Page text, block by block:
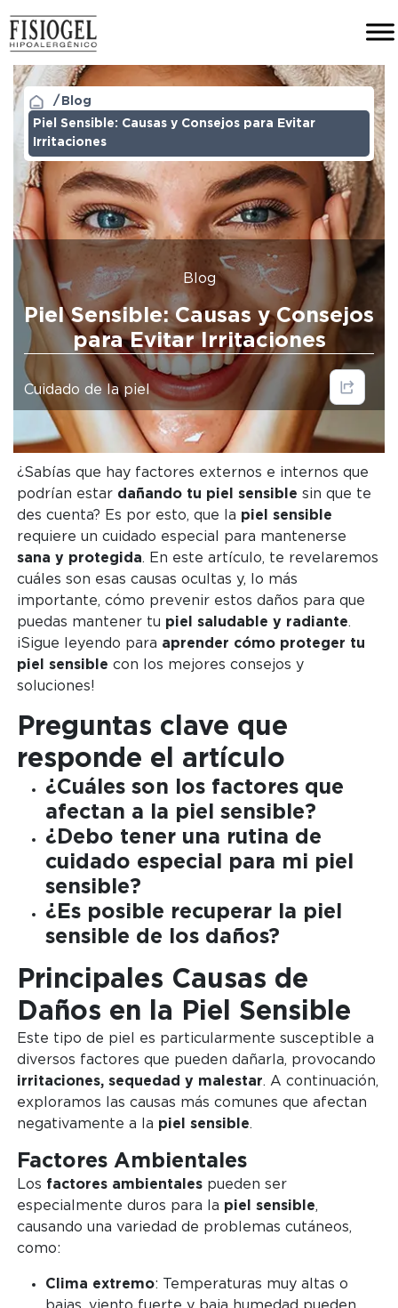
Blog
Piel Sensible: Causas y Consejos para Evitar
Irritaciones
Blog
Piel Sensible: Causas y Consejos
para Evitar Irritaciones
Cuidado de la piel
¿Sabías que hay factores externos e internos que
podrían estar dañando tu piel sensible sin que te
des cuenta? Es por esto, que la piel sensible
requiere un cuidado especial para mantenerse
sana y protegida. En este artículo, te revelaremos
cuáles son esas causas ocultas y, lo más
importante, cómo prevenir estos daños para que
puedas mantener tu piel saludable y radiante.
¡Sigue leyendo para aprender cómo proteger tu
piel sensible con los mejores consejos y
soluciones!
Preguntas clave que
responde el artículo
¿Cuáles son los factores que
afectan a la piel sensible?
¿Debo tener una rutina de
cuidado especial para mi piel
sensible?
¿Es posible recuperar la piel
sensible de los daños?
Principales Causas de
Daños en la Piel Sensible
Este tipo de piel es particularmente susceptible a
diversos factores que pueden dañarla, provocando
irritaciones, sequedad y malestar. A continuación,
exploramos las causas más comunes que afectan
negativamente a la piel sensible.
Factores Ambientales
Los factores ambientalespueden ser
especialmente duros para la piel sensible,
causando una variedad de problemas cutáneos,
como:
Clima extremo: Temperaturas muy altas o